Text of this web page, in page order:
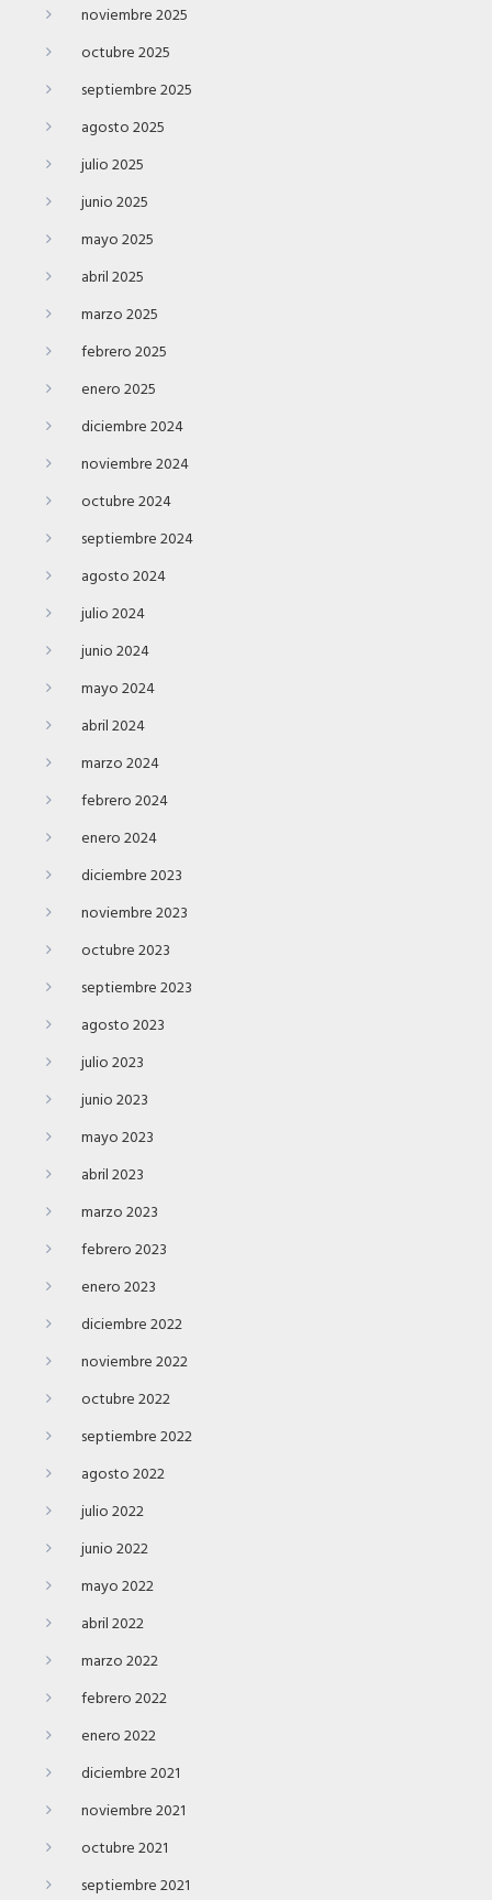
noviembre 2025
octubre 2025
septiembre 2025
agosto 2025
julio 2025
junio 2025
mayo 2025
abril 2025
marzo 2025
febrero 2025
enero 2025
diciembre 2024
noviembre 2024
octubre 2024
septiembre 2024
agosto 2024
julio 2024
junio 2024
mayo 2024
abril 2024
marzo 2024
febrero 2024
enero 2024
diciembre 2023
noviembre 2023
octubre 2023
septiembre 2023
agosto 2023
julio 2023
junio 2023
mayo 2023
abril 2023
marzo 2023
febrero 2023
enero 2023
diciembre 2022
noviembre 2022
octubre 2022
septiembre 2022
agosto 2022
julio 2022
junio 2022
mayo 2022
abril 2022
marzo 2022
febrero 2022
enero 2022
diciembre 2021
noviembre 2021
octubre 2021
septiembre 2021